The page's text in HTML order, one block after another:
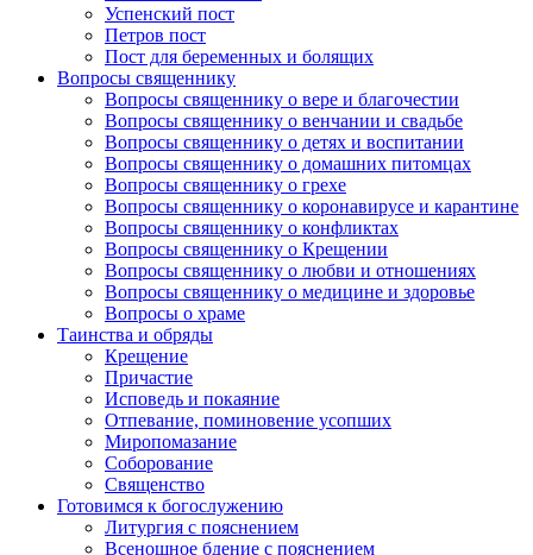
Успенский пост
Петров пост
Пост для беременных и болящих
Вопросы священнику
Вопросы священнику о вере и благочестии
Вопросы священнику о венчании и свадьбе
Вопросы священнику о детях и воспитании
Вопросы священнику о домашних питомцах
Вопросы священнику о грехе
Вопросы священнику о коронавирусе и карантине
Вопросы священнику о конфликтах
Вопросы священнику о Крещении
Вопросы священнику о любви и отношениях
Вопросы священнику о медицине и здоровье
Вопросы о храме
Таинства и обряды
Крещение
Причастие
Исповедь и покаяние
Отпевание, поминовение усопших
Миропомазание
Соборование
Священство
Готовимся к богослужению
Литургия с пояснением
Всенощное бдение с пояснением